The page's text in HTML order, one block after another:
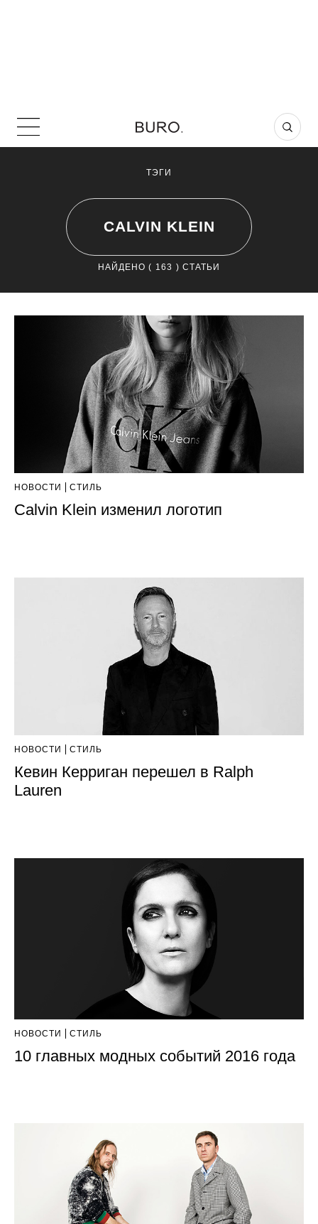
ТЭГИ
CALVIN KLEIN
НАЙДЕНО ( 163 ) СТАТЬИ
НОВОСТИ СТИЛЬ
Calvin Klein изменил логотип
НОВОСТИ СТИЛЬ
Кевин Керриган перешел в Ralph
Lauren
НОВОСТИ СТИЛЬ
10 главных модных событий 2016 года